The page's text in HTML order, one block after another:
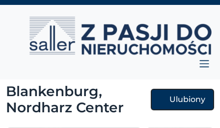
Main Navigation
Blankenburg,
Nordharz Center
Ulubiony